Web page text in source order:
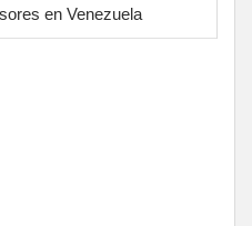
en Venezuela